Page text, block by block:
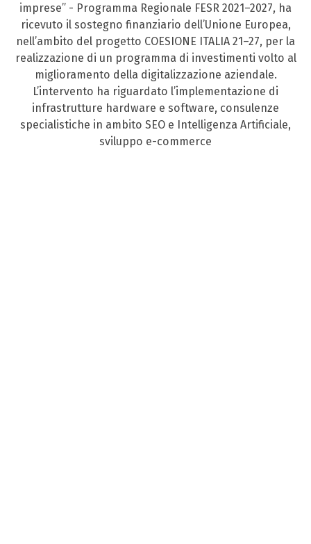
imprese” - Programma Regionale FESR 2021–2027, ha
ricevuto il sostegno finanziario dell’Unione Europea,
nell’ambito del progetto COESIONE ITALIA 21–27, per la
realizzazione di un programma di investimenti volto al
miglioramento della digitalizzazione aziendale.
L’intervento ha riguardato l’implementazione di
infrastrutture hardware e software, consulenze
specialistiche in ambito SEO e Intelligenza Artificiale,
sviluppo e-commerce